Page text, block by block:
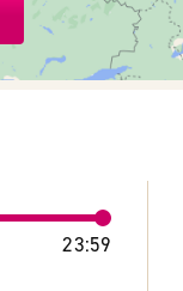
23:59